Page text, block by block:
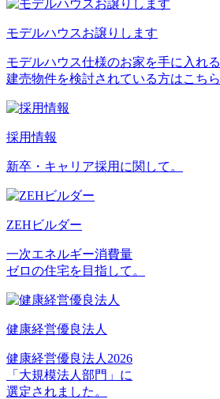
モデルハウスお譲りします
モデルハウス仕様のお家を手に入れ
建売物件を検討されている方はこちら
採用情報
新卒・キャリア採用に関して。
ZEHビルダー
一次エネルギー消費量
ゼロの住宅を目指して。
健康経営優良法人
健康経営優良法人2026
「大規模法人部門」に
選定されました。